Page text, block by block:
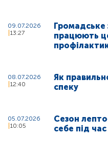
09.07.2026
13:27
Громадське
працюють
08.07.2026
12:40
Як
спеку
05.07.2026
10:05
Сезон
себе під